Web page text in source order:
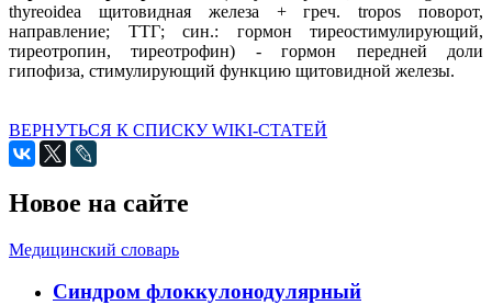
thyreoidea щитовидная железа + греч. tropos поворот,
направление; ТТГ; син.: гормон тиреостимулирующий,
тиреотропин, тиреотрофин) - гормон передней доли
гипофиза, стимулирующий функцию щитовидной железы.
ВЕРНУТЬСЯ К СПИСКУ WIKI-СТАТЕЙ
Новое на сайте
Медицинский словарь
Cиндром флоккулонодулярный